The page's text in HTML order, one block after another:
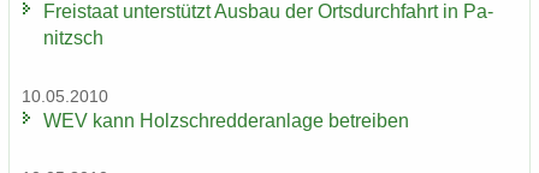
Frei­staat un­ter­stützt Aus­bau der Orts­durch­fahrt in Pa­
nitzsch
10.05.2010
WEV kann Holz­schred­de­r­an­la­ge be­trei­ben